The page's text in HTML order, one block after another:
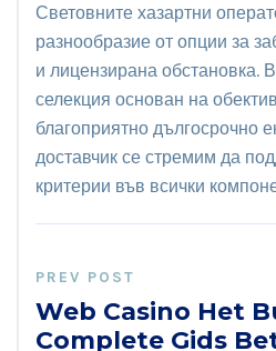
Световните хазартни
разнообразие от опции за
и лицензирана обстановка.
селекция основан на
благоприятно дългосрочно
доставчик се стремим да
критерии във всички
PREV POST
Web Casino Het
Complete Gids